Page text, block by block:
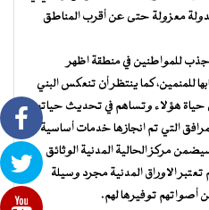
معزولة حتى عن أقرب المناطق
للمواطنين في منطقة اظهر
للمنمين، كما ينتظر أن تنعكس البني
حياة هؤلاء وتساهم في تحديث حياتهم
التي تم انجازها خدمات أساسية
مركز الحالية المدنية الوثائق
الاوراق المدنية مجرد وسيلة
توفيرها لهم.